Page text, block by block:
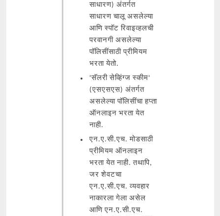
साधारण) अंतर्गत
साधारण चालू असलेल्या
आणि स्पॉट रिवाइव्हलची
परवानगी असलेल्या
पॉलिसींसाठी प्रीमियम
भरता येतो.
'सॅलरी सेव्हिंग्ज स्कीम'
(एसएसएस) अंतर्गत
असलेल्या पॉलिसींचा हप्ता
ऑनलाइन भरता येत
नाही.
एन.ए.सी.एच. मोडसाठी
प्रीमियम ऑनलाइन
भरता येत नाही. तथापि,
जर शेवटचा
एन.ए.सी.एच. व्यवहार
नाकारला गेला असेल
आणि एन.ए.सी.एच.